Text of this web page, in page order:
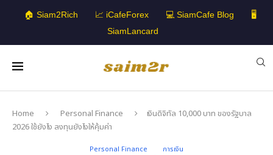
🏠 Siam2Rich 📈 iCafeForex 💻 SiamCafe Blog
🖥️
SiamLancard
Home Personal Finance
เงินดิจิทัล 10,000 บาท ของรัฐบาล
2026 ใช้ยังไง ลงทุนยังไงให้คุ้มค่า
Personal Finance การเงิน